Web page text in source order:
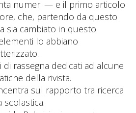
numeri — e il primo articolo
che, partendo da questo
sia cambiato in questo
lo abbiano
rassegna dedicati ad alcune
della rivista.
sul rapporto tra ricerca
scolastica.